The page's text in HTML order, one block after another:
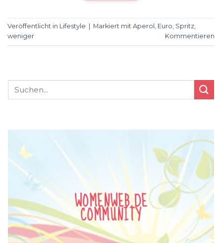
Veröffentlicht in Lifestyle Markiert mit Aperol , Euro, Spritz,
weniger
Kommentieren
WOMENWEB.DE
COMMUNITY